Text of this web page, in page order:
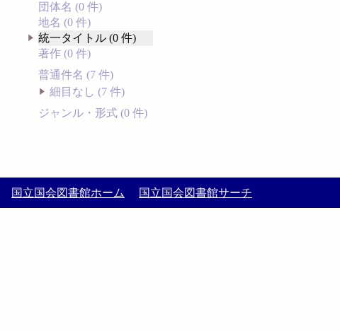
団体名 (0 件)
地名 (0 件)
統一タイトル (0 件)
著作 (0 件)
普通件名 (7 件)
細目なし (7 件)
ジャンル・形式 (0 件)
国立国会図書館ホーム 国立国会図書館サーチ